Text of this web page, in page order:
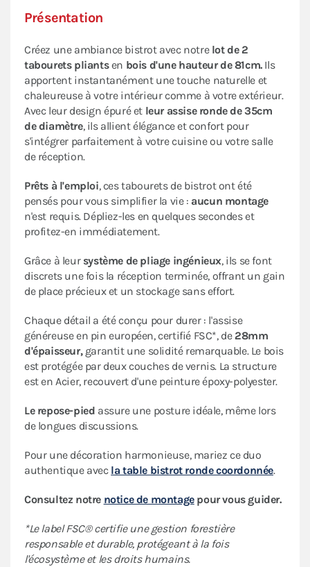
Présentation
Créez une ambiance bistrot avec notre lot de 2
tabourets pliantsen bois d'une hauteur de 81cm. Ils
apportent instantanément une touche naturelle et
chaleureuse à votre intérieur comme à votre extérieur.
Avec leur design épuré et leur assise ronde de 35cm
de diamètre, ils allient élégance et confort pour
s'intégrer parfaitement à votre cuisine ou votre salle
de réception.
Prêts à l'emploi, ces tabourets de bistrot ont été
pensés pour vous simplifier la vie : aucun montage
n'est requis. Dépliez-les en quelques secondes et
profitez-en immédiatement.
Grâce à leur système de pliage ingénieux, ils se font
discrets une fois la réception terminée, offrant un gain
de place précieux et un stockage sans effort.
Chaque détail a été conçu pour durer : l'assise
généreuse en pin européen, certifié FSC*, de28mm
d'épaisseur,garantit une solidité remarquable. Le bois
est protégée par deux couches de vernis. La structure
est en Acier, recouvert d'une peinture époxy-polyester.
Le repose-pied assure une posture idéale, même lors
de longues discussions.
Pour une décoration harmonieuse, mariez ce duo
authentique avec la table bistrot ronde coordonnée.
Consultez notre notice de montagepour vous guider.
*Le label FSC® certifie une gestion forestière
responsable et durable, protégeant à la fois
l'écosystème et les droits humains.